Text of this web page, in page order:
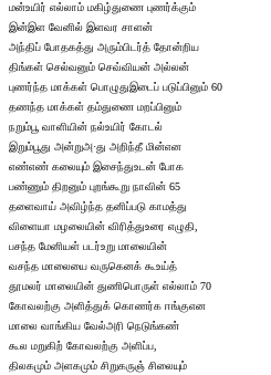
மன்உயிர் எல்லாம் மகிழ்துணை புணர்க்கும்
இன்இள வேனில் இளவர சாளன்
அந்திப் போதகத்து அரும்பிடர்த் தோன்றிய
திங்கள் செல்வனும் செவ்வியன் அல்லன்
புணர்ந்த மாக்கள் பொழுதுஇடைப் படுப்பினும் 60
தணந்த மாக்கள் தம்துணை மறப்பினும்
நறும்பூ வாளியின் நல்உயிர் கோடல்
இறும்பூது அன்றுஅ·து அறிந்தீ மின்என
எண்எண் கலையும் இசைந்துஉடன் போக
பண்ணும் திறனும் புறங்கூறு நாவின் 65
தளைவாய் அவிழ்ந்த தனிப்படு காமத்து
விளையா மழலையின் விரித்துஉரை எழுதி,
பசந்த மேனியள் படர்உறு மாலையின்
வசந்த மாலையை வருகெனக் கூஉய்த்
தூமலர் மாலையின் துணிபொருள் எல்லாம் 70
கோவலற்கு அளித்துக் கொணர்க ஈங்குஎன
மாலை வாங்கிய வேல்அரி நெடுங்கண்
கூல மறுகிற் கோவலற்கு அளிப்ப,
திலகமும் அளகமும் சிறுகருஞ் சிலையும்